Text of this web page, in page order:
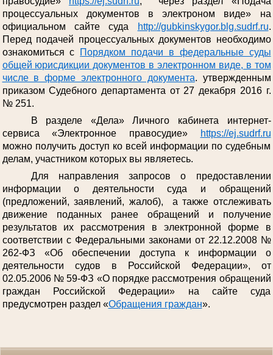
процессуальных документов в электроном виде» на
официальном сайте суда
http://gubkinskygor.blg.sudrf.ru.
Перед подачей процессуальных документов необходимо
ознакомиться с
Порядком подачи в федеральные суды
общей юрисдикции документов в электронном виде, в том
числе в форме электронного документа. утвержденным
приказом Судебного департамента от 27 декабря 2016 г.
№ 251.
В разделе «Дела» Личного кабинета интернет-
сервиса «Электронное правосудие»
https://ej.sudrf.ru
можно получить доступ ко всей информации по судебным
делам, участником которых вы являетесь.
Для направления запросов о предоставлении
информации о деятельности суда и обращений
(предложений, заявлений, жалоб), а также отслеживать
движение поданных ранее обращений и получение
результатов их рассмотрения в электронной форме в
соответствии с Федеральными законами от 22.12.2008 №
262-ФЗ «Об обеспечении доступа к информации о
деятельности судов в Российской Федерации», от
02.05.2006 № 59-ФЗ «О порядке рассмотрения обращений
граждан Российской Федерации» на сайте суда
предусмотрен раздел «Обращения граждан».